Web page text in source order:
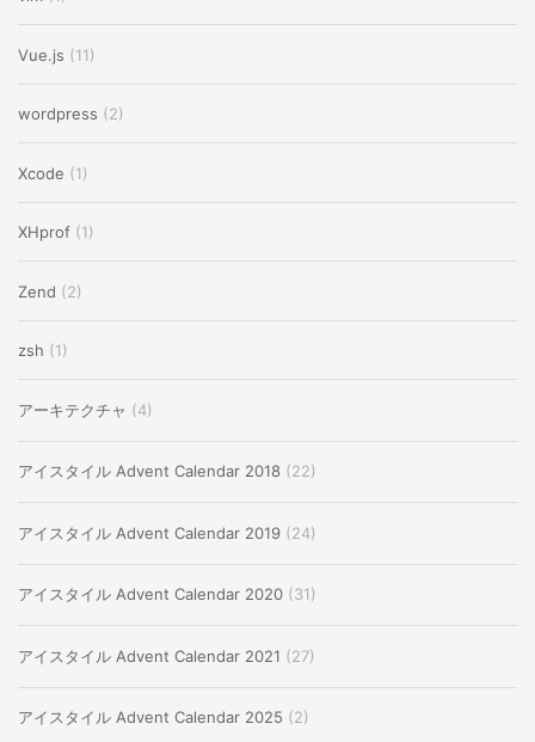
Vue.js (11)
wordpress (2)
Xcode (1)
XHprof (1)
Zend (2)
zsh (1)
アーキテクチャ (4)
アイスタイル Advent Calendar 2018 (22)
アイスタイル Advent Calendar 2019 (24)
アイスタイル Advent Calendar 2020 (31)
アイスタイル Advent Calendar 2021 (27)
アイスタイル Advent Calendar 2025 (2)